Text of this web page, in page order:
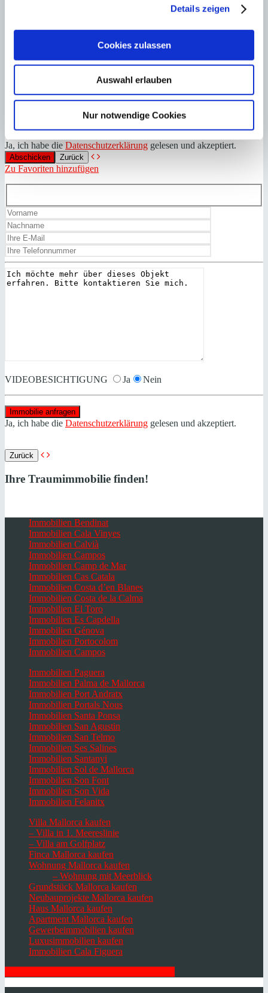
Details zeigen
Cookies zulassen
Auswahl erlauben
Nur notwendige Cookies
Ja, ich habe die Datenschutzerklärung gelesen und akzeptiert.
Zurück
Zu Favoriten hinzufügen
VIDEOBESICHTIGUNG Ja Nein
Ja, ich habe die Datenschutzerklärung gelesen und akzeptiert.
Zurück
Ihre Traumimmobilie finden!
Immobilien Bendinat
Immobilien Cala Vinyes
Immobilien Calvià
Immobilien Campos
Immobilien Camp de Mar
Immobilien Cas Catala
Immobilien Costa d’en Blanes
Immobilien Costa de la Calma
Immobilien El Toro
Immobilien Es Capdella
Immobilien Génova
Immobilien Portocolom
Immobilien Campos
Immobilien Paguera
Immobilien Palma de Mallorca
Immobilien Port Andratx
Immobilien Portals Nous
Immobilien Santa Ponsa
Immobilien San Agustin
Immobilien San Telmo
Immobilien Ses Salines
Immobilien Santanyi
Immobilien Sol de Mallorca
Immobilien Son Font
Immobilien Son Vida
Immobilien Felanitx
Villa Mallorca kaufen
– Villa in 1. Meereslinie
– Villa am Golfplatz
Finca Mallorca kaufen
Wohnung Mallorca kaufen
– Wohnung mit Meerblick
Grundstück Mallorca kaufen
Neubauprojekte Mallorca kaufen
Haus Mallorca kaufen
Apartment Mallorca kaufen
Gewerbeimmobilien kaufen
Luxusimmobilien kaufen
Immobilien Cala Figuera